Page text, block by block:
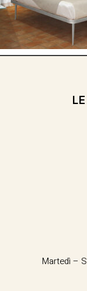
Martedì –